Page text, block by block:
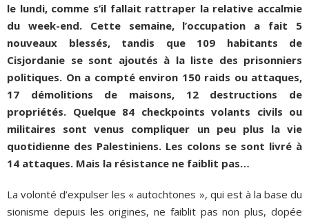
le lundi, comme s’il fallait rattraper la relative accalmie
du week-end. Cette semaine, l’occupation a fait 5
nouveaux blessés, tandis que 109 habitants de
Cisjordanie se sont ajoutés à la liste des prisonniers
politiques. On a compté environ 150 raids ou attaques,
17 démolitions de maisons, 12 destructions de
propriétés. Quelque 84 checkpoints volants civils ou
militaires sont venus compliquer un peu plus la vie
quotidienne des Palestiniens. Les colons se sont livré à
14 attaques. Mais la résistance ne faiblit pas…
La volonté d’expulser les « autochtones », qui est à la base du
sionisme depuis les origines, ne faiblit pas non plus, dopée